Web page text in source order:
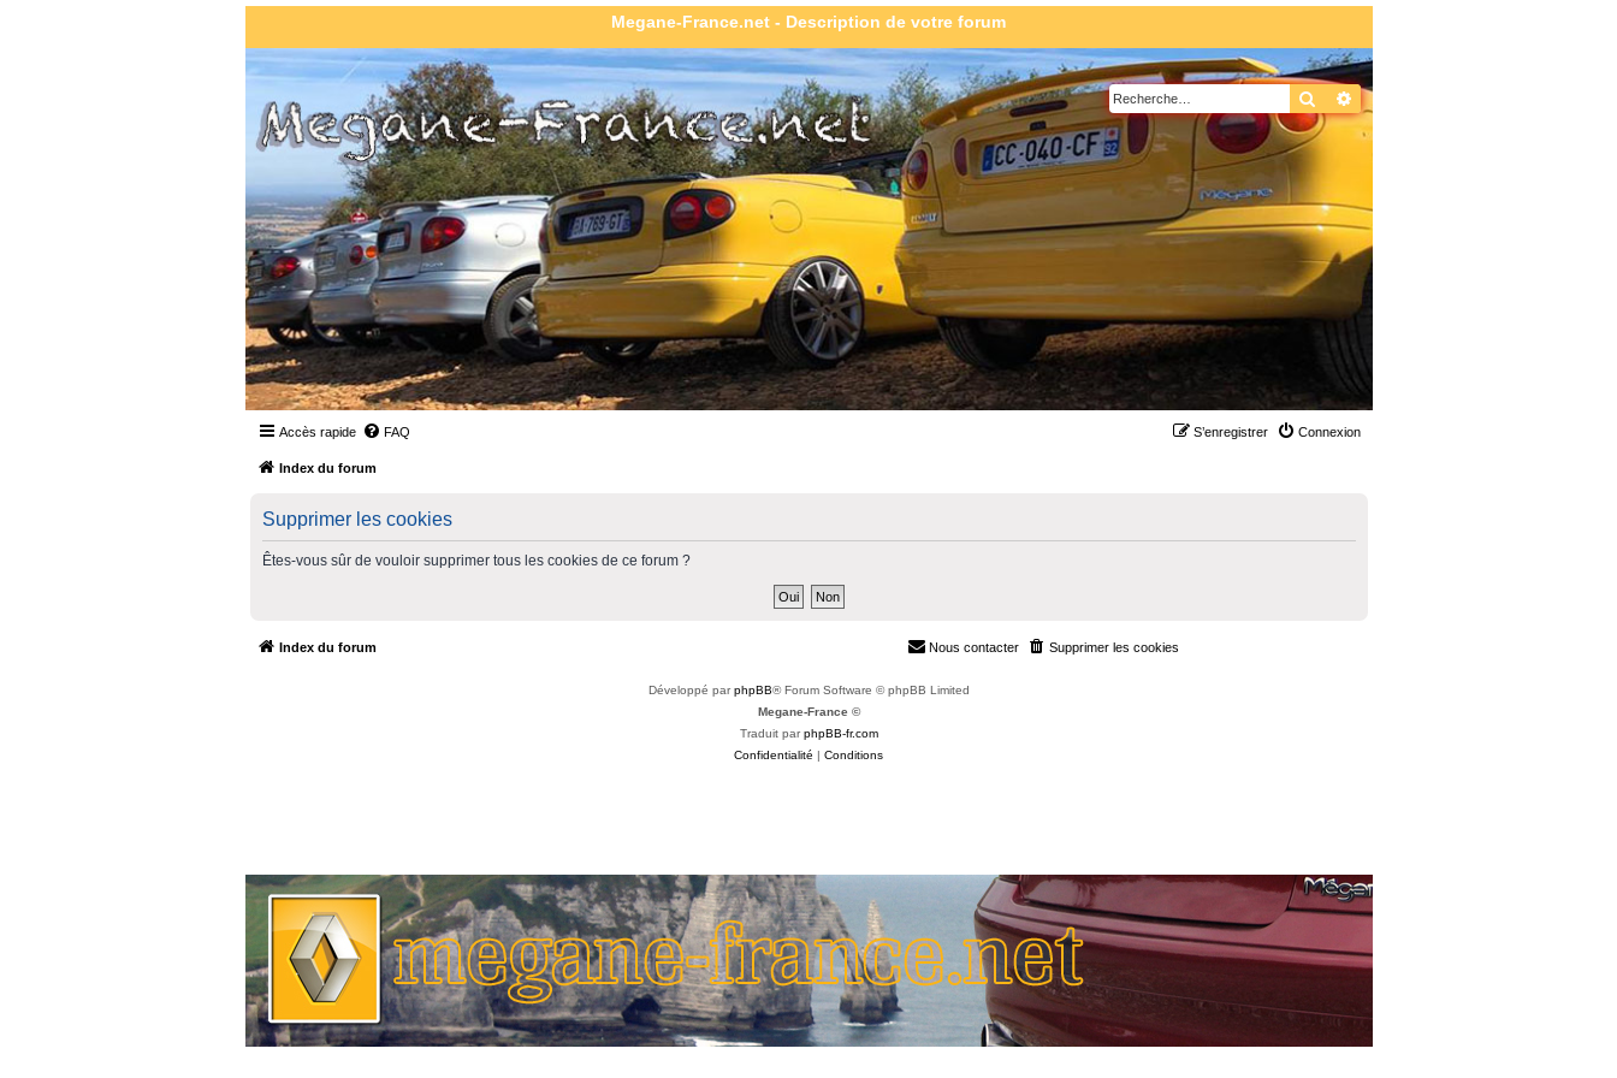
Megane-France.net - Description de votre forum
RechercherRecherche avancée
Accès rapide FAQ Connexion
S’enregistrer
Index du forum
Supprimer les cookies
Êtes-vous sûr de vouloir supprimer tous les cookies de ce forum ?
Index du forum Supprimer les cookies
Nous contacter
Développé parphpBB® Forum Software © phpBB Limited
Megane-France ©
Traduit parphpBB-fr.com
Confidentialité | Conditions